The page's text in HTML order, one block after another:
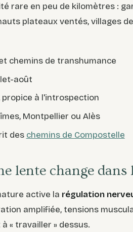
rare en peu de kilomètres :
plateaux ventés, villages
chemins de transhumance
août
à l'introspection
Montpellier ou Alès
des chemins de Compostelle
lente change dans
active la régulation
amplifiée, tensions
« travailler » dessus.